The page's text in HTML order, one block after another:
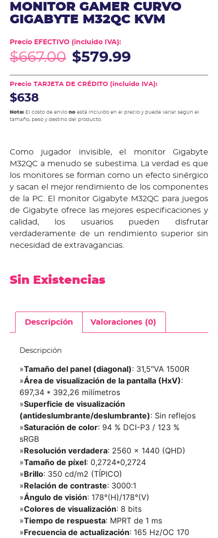
MONITOR GAMER CURVO
GIGABYTE M32QC KVM
Precio EFECTIVO (incluido IVA):
$667.00 $579.99
Precio TARJETA DE CRÉDITO (incluido IVA):
$638
Nota: El costo de envío no está incluido en el precio y puede variar según el
tamaño, peso y destino del producto.
Como jugador invisible, el monitor Gigabyte
M32QC a menudo se subestima. La verdad es que
los monitores se forman como un efecto sinérgico
y sacan el mejor rendimiento de los componentes
de la PC. El monitor Gigabyte M32QC para juegos
de Gigabyte ofrece las mejores especificaciones y
calidad, los usuarios pueden disfrutar
verdaderamente de un rendimiento superior sin
necesidad de extravagancias.
Sin Existencias
Descripción Valoraciones (0)
Descripción
»Tamaño del panel (diagonal): 31,5″VA 1500R
»Área de visualización de la pantalla (HxV):
697,34 * 392,26 milímetros
»Superficie de visualización
(antideslumbrante/deslumbrante): Sin reflejos
»Saturación de color: 94 % DCI-P3 / 123 %
sRGB
»Resolución verdadera: 2560 x 1440 (QHD)
»Tamaño de píxel: 0,2724*0,2724
»Brillo: 350 cd/m2 (TÍPICO)
»Relación de contraste: 3000:1
»Ángulo de visión: 178°(H)/178°(V)
»Colores de visualización: 8 bits
»Tiempo de respuesta: MPRT de 1 ms
»Frecuencia de actualización: 165 Hz/OC 170